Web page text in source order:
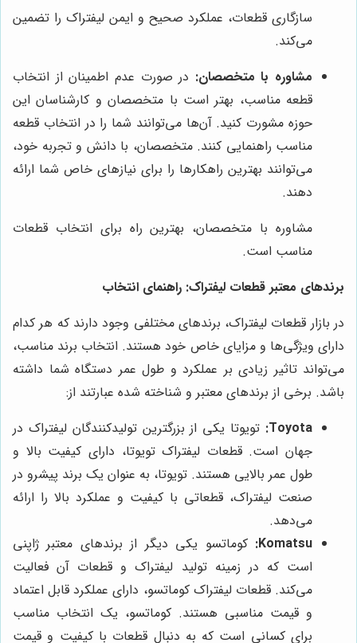
سازگاری قطعات، عملکرد صحیح و ایمن لیفتراک را تضمین
می‌کند.
مشاوره با متخصصان: در صورت عدم اطمینان از انتخاب
قطعه مناسب، بهتر است با متخصصان و کارشناسان این
حوزه مشورت کنید. آن‌ها می‌توانند شما را در انتخاب قطعه
مناسب راهنمایی کنند. متخصصان، با دانش و تجربه خود،
می‌توانند بهترین راهکارها را برای نیازهای خاص شما ارائه
دهند.
مشاوره با متخصصان، بهترین راه برای انتخاب قطعات
مناسب است.
برندهای معتبر قطعات لیفتراک: راهنمای انتخاب
در بازار قطعات لیفتراک، برندهای مختلفی وجود دارند که هر کدام
دارای ویژگی‌ها و مزایای خاص خود هستند. انتخاب برند مناسب،
می‌تواند تاثیر زیادی بر عملکرد و طول عمر دستگاه شما داشته
باشد. برخی از برندهای معتبر و شناخته شده عبارتند از:
Toyota: تویوتا یکی از بزرگترین تولیدکنندگان لیفتراک در
جهان است. قطعات لیفتراک تویوتا، دارای کیفیت بالا و
طول عمر بالایی هستند. تویوتا، به عنوان یک برند پیشرو در
صنعت لیفتراک، قطعاتی با کیفیت و عملکرد بالا را ارائه
می‌دهد.
Komatsu: کوماتسو یکی دیگر از برندهای معتبر ژاپنی
است که در زمینه تولید لیفتراک و قطعات آن فعالیت
می‌کند. قطعات لیفتراک کوماتسو، دارای عملکرد قابل اعتماد
و قیمت مناسبی هستند. کوماتسو، یک انتخاب مناسب
برای کسانی است که به دنبال قطعات با کیفیت و قیمت